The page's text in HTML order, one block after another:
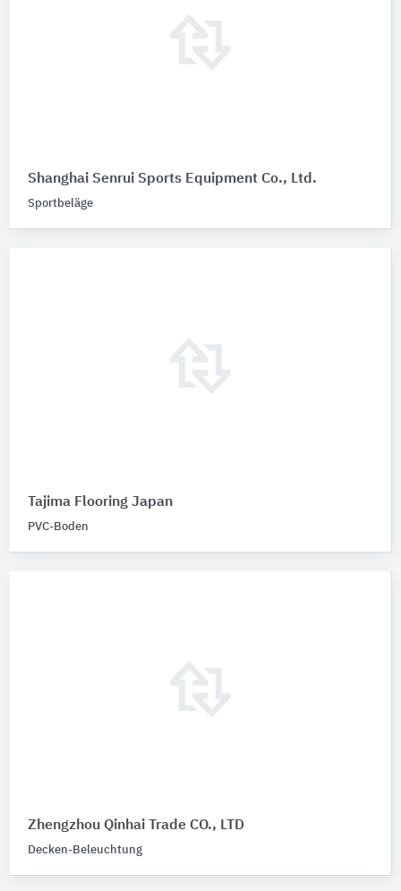
Shanghai Senrui Sports Equipment Co., Ltd.
Sportbeläge
Tajima Flooring Japan
PVC-Boden
Zhengzhou Qinhai Trade CO., LTD
Decken-Beleuchtung